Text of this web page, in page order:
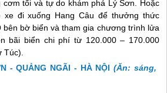
cơm tối và tự do khám phá Lý Sơn . Hoặc
xe đi xuống Hang Câu để thưởng thức
bên bờ biển và tham gia chương trình lửa
bãi biển chi phí từ 120.000 – 170.000
- QUẢNG NGÃI - HÀ NỘI (Ăn: sáng,